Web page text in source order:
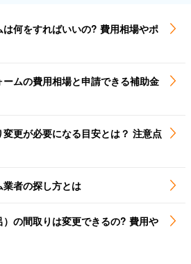
何をすればいいの? 費用相場やポ
ムの費用相場と申請できる補助金
更が必要になる目安とは？ 注意点
者の探し方とは
の間取りは変更できるの? 費用や